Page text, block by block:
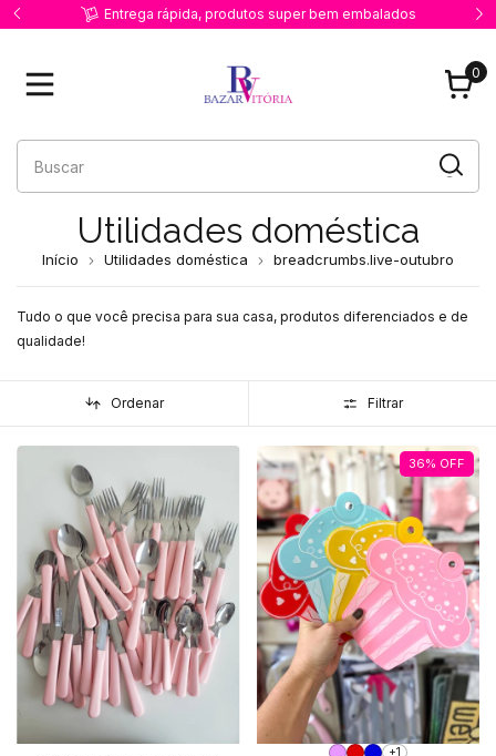
Primeira compra ? Use o cupom PRIMEIRACOMPRA
0
Utilidades doméstica
Início Utilidades doméstica breadcrumbs.live-outubro
Tudo o que você precisa para sua casa, produtos diferenciados e de
qualidade!
Ordenar Filtrar
36% OFF
+1